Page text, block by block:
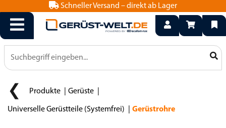
Schneller Versand – direkt ab Lager
0800 15 50 550
info@geruest-welt.de
Produkte Gerüste
Universelle Gerüstteile (Systemfrei) Gerüstrohre